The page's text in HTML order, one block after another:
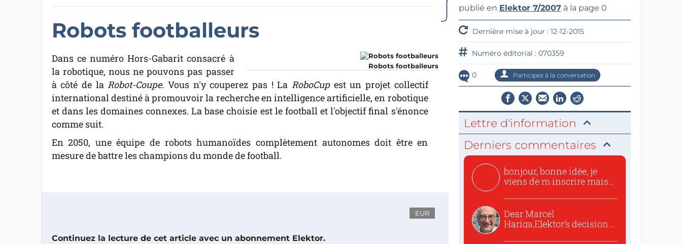
Robots footballeurs
Robots footballeurs
Dans ce numéro Hors-Gabarit consacré à
la robotique, nous ne pouvons pas passer
à côté de laRobot-Coupe. Vous n'y couperez pas ! La RoboCupest un projet collectif
international destiné à promouvoir la recherche en intelligence artificielle, en robotique
et dans les domaines connexes. La base choisie est le football et l'objectif final s'énonce
comme suit.
En 2050, une équipe de robots humanoïdes complètement autonomes doit être en
mesure de battre les champions du monde de football.
EUR
Continuez la lecture de cet article avec un abonnement Elektor.
publié en Elektor 7/2007à la page 0
Dernière mise à jour : 12-12-2015
Numéro éditorial : 070359
0 Participez à la conversation
Lettre d'information
Derniers commentaires
bonjour, bonne idée, je
viens de m inscrire mais
Dear Marcel
Hariga,Elektor’s decision